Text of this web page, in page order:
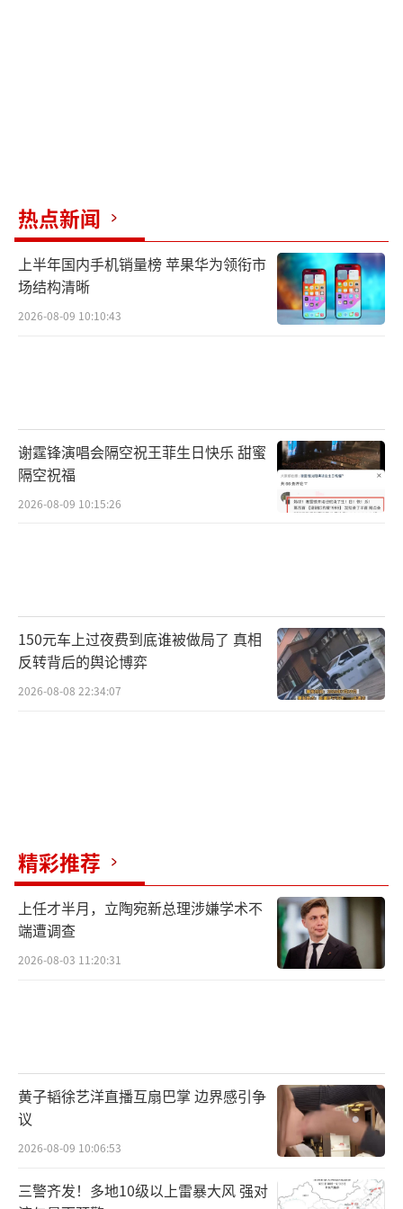
热点新闻
上半年国内手机销量榜 苹果华为领衔市
场结构清晰
2026-08-09 10:10:43
谢霆锋演唱会隔空祝王菲生日快乐 甜蜜
隔空祝福
2026-08-09 10:15:26
150元车上过夜费到底谁被做局了 真相
反转背后的舆论博弈
2026-08-08 22:34:07
精彩推荐
上任才半月，立陶宛新总理涉嫌学术不
端遭调查
2026-08-03 11:20:31
黄子韬徐艺洋直播互扇巴掌 边界感引争
议
2026-08-09 10:06:53
三警齐发！多地10级以上雷暴大风 强对